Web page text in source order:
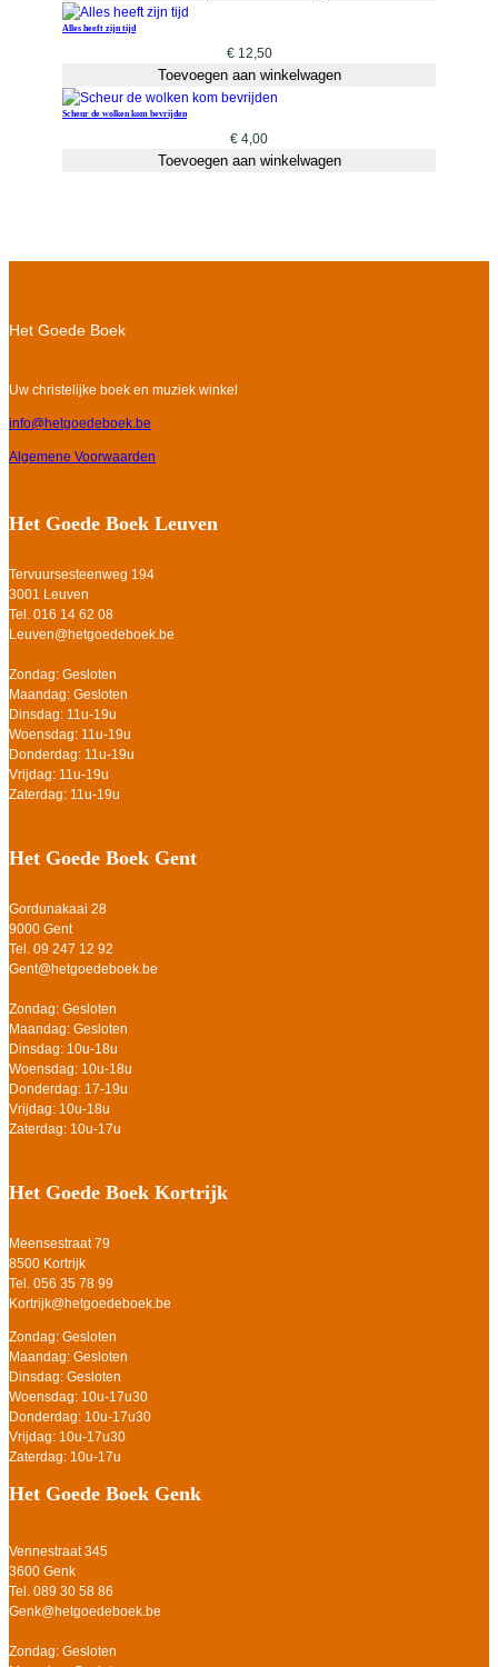
Alles heeft zijn tijd
€12,50
Toevoegen aan winkelwagen
Scheur de wolken kom bevrijden
€ 4,00
Toevoegen aan winkelwagen
Het Goede Boek
Uw christelijke boek en muziek winkel
info@hetgoedeboek.be
Algemene Voorwaarden
Het Goede Boek Leuven
Tervuursesteenweg 194
3001 Leuven
Tel. 016 14 62 08
Leuven@hetgoedeboek.be
Zondag: Gesloten
Maandag: Gesloten
Dinsdag: 11u-19u
Woensdag: 11u-19u
Donderdag: 11u-19u
Vrijdag: 11u-19u
Zaterdag: 11u-19u
Het Goede Boek Gent
Gordunakaai 28
9000 Gent
Tel. 09 247 12 92
Gent@hetgoedeboek.be
Zondag: Gesloten
Maandag: Gesloten
Dinsdag: 10u-18u
Woensdag: 10u-18u
Donderdag: 17-19u
Vrijdag: 10u-18u
Zaterdag: 10u-17u
Het Goede Boek Kortrijk
Meensestraat 79
8500 Kortrijk
Tel. 056 35 78 99
Kortrijk@hetgoedeboek.be
Zondag: Gesloten
Maandag: Gesloten
Dinsdag: Gesloten
Woensdag: 10u-17u30
Donderdag: 10u-17u30
Vrijdag: 10u-17u30
Zaterdag: 10u-17u
Het Goede Boek Genk
Vennestraat 345
3600 Genk
Tel. 089 30 58 86
Genk@hetgoedeboek.be
Zondag: Gesloten